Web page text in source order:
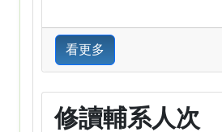
看更多
修讀輔系人次